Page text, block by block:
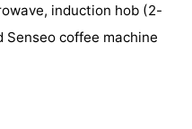
induction hob (2-
coffee machine